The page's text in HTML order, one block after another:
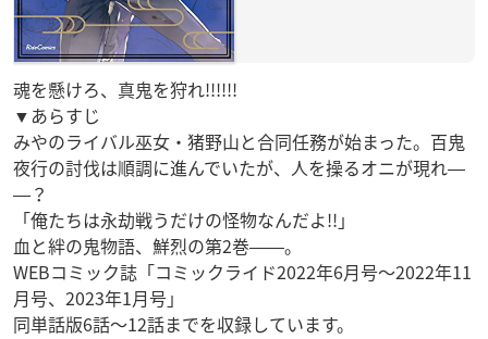
魂を懸けろ、真鬼を狩れ!!!!!!
▼あらすじ
みやのライバル巫女・猪野山と合同任務が始まった。百鬼
夜行の討伐は順調に進んでいたが、人を操るオニが現れ―
―？
「俺たちは永劫戦うだけの怪物なんだよ!!」
血と絆の鬼物語、鮮烈の第2巻――。
WEBコミック誌「コミックライド2022年6月号～2022年11
月号、2023年1月号」
同単話版6話～12話までを収録しています。